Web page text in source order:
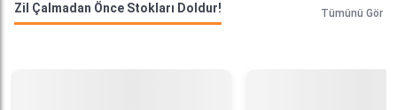
Zil Çalmadan Önce Stokları Doldur! Tümünü Gör